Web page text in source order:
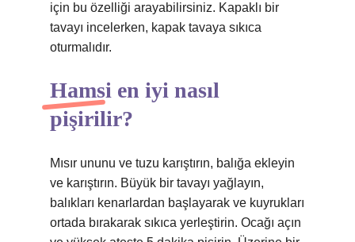
için bu özelliği arayabilirsiniz. Kapaklı bir
tavayı incelerken, kapak tavaya sıkıca
oturmalıdır.
Hamsi en iyi nasıl
pişirilir?
Mısır ununu ve tuzu karıştırın, balığa ekleyin
ve karıştırın. Büyük bir tavayı yağlayın,
balıkları kenarlardan başlayarak ve kuyrukları
ortada bırakarak sıkıca yerleştirin. Ocağı açın